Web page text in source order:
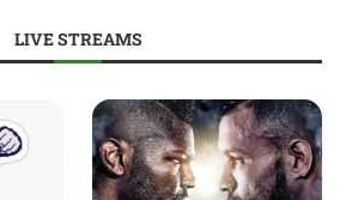
LIVE STREAMS